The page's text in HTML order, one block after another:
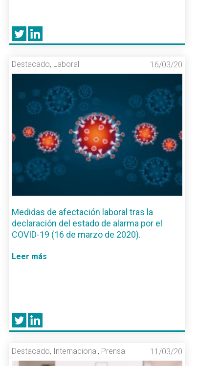
Destacado, Laboral 16/03/20
Medidas de afectación laboral tras la
declaración del estado de alarma por el
COVID-19 (16 de marzo de 2020).
Leer más
Destacado, Internacional, Prensa 11/03/20